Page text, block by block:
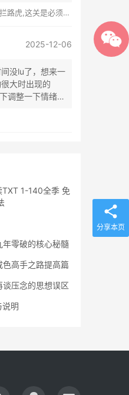
虎,这关是必须过的
2025-12-06
没lu了，想来一
大时出现的
调整一下情绪）
TXT 1-140全季 免
零破的核心秘髓
高手之路提高篇
压念的思想误区
说明
分享本页